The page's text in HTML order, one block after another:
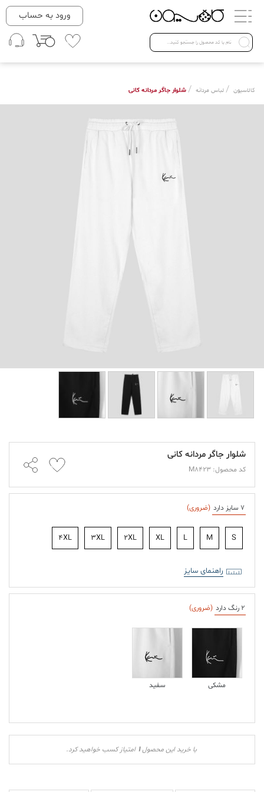
دسته بندی ها
Open submenu ( لباس زنانه )
لباس زنانه
لباس مردانه
ورود به حساب
کالاسیون / لباس مردانه / شلوار جاگر مردانه کانی
شلوار جاگر مردانه کانی
کد محصول: M8423
7 سایز دارد (ضروری)
S
M
L
XL
2XL
3XL
4XL
راهنمای سایز
2 رنگ دارد (ضروری)
مشکی سفید
با خرید این محصول1 امتیاز کسب خواهید کرد.